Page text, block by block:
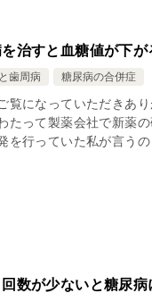
治すと血糖値が下が
歯周病 糖尿病の合併症
覧になっていただきあ
たって製薬会社で新薬
を行っていた私が言う
数が少ないと糖尿病